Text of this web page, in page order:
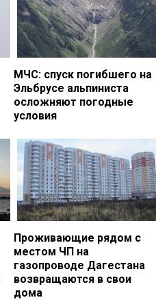
МЧС: спуск погибшего на
Эльбрусе альпиниста
осложняют погодные
условия
Проживающие рядом с
местом ЧП на
газопроводе Дагестана
возвращаются в свои
дома